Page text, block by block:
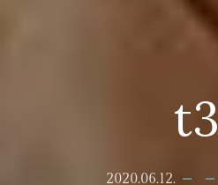
t3
2020.06.12.